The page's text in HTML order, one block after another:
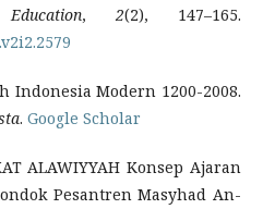
, 2(2), 147–165.
Indonesia Modern 1200-2008.
. Google Scholar
ALAWIYYAH Konsep Ajaran
Pesantren Masyhad An-